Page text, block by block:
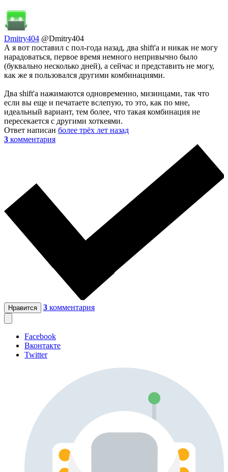
Dmitry404 @Dmitry404
А я вот поставил с пол-года назад, два shift'a и никак не могу
нарадоваться, первое время немного непривычно было
(буквально несколько дней), а сейчас и представить не могу,
как же я пользовался другими комбинациями.
Два shift'a нажимаются одновременно, мизинцами, так что
если вы еще и печатаете вслепую, то это, как по мне,
идеальный вариант, тем более, что такая комбинация не
пересекается с другими хоткеями.
Ответ написан более трёх лет назад
3 комментария
Нравится 3 комментария
Facebook
Вконтакте
Twitter